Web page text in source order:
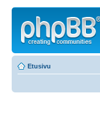
Etusivu